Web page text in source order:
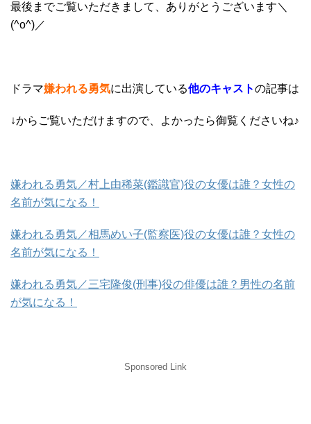
最後までご覧いただきまして、ありがとうございます＼
(^o^)／
ドラマ嫌われる勇気に出演している他のキャストの記事は
↓からご覧いただけますので、よかったら御覧くださいね♪
嫌われる勇気／村上由稀菜(鑑識官)役の女優は誰？女性の
名前が気になる！
嫌われる勇気／相馬めい子(監察医)役の女優は誰？女性の
名前が気になる！
嫌われる勇気／三宅隆俊(刑事)役の俳優は誰？男性の名前
が気になる！
Sponsored Link